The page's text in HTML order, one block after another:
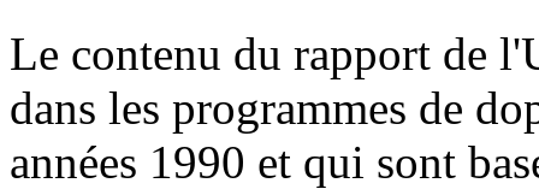
Le contenu du rapport de
dans les programmes de
années 1990 et qui sont